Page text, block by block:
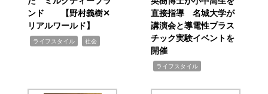
ンド 【野村義樹✕
リアルワールド】
ライフスタイル 社会
直接指導 名城大学が
講演会と導電性プラス
チック実験イベントを
開催
ライフスタイル